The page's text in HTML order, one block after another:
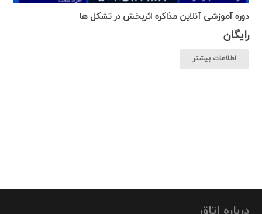
دوره آموزشی آنلاین مذاکره اثربخش در تشکل ها
رایگان
اطلاعات بیشتر